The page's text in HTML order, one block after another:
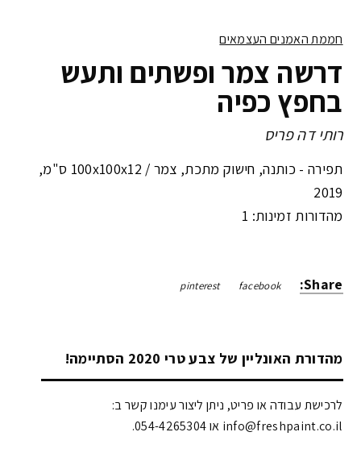
חממת האמנים העצמאים
דרשה צמר ופשתים ותעש
בחפץ כפיה
רותי דה פריס
תפירה - כותנה, חישוק מתכת, צמר / 100x100x12 ס"מ
,
2019
מהדורות זמינות: 1
Share:
facebook
pinterest
מהדורת האונליין של צבע טרי 2020 הסתיימה!
לרכישת עבודה או פריט, ניתן ליצור עימנו קשר ב:
info@freshpaint.co.il‏ או 054-4265304.